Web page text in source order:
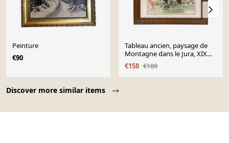
Discover more similar items
Peinture
€90
Tableau ancien, paysage de
Montagne dans le Jura, XIX
siècle
€158 €189